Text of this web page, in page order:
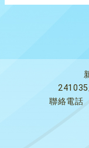
聯絡電話